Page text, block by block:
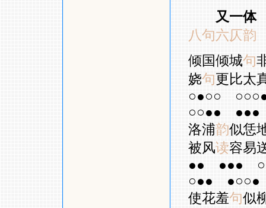
又一体
八句六仄韵
倾国倾城句
娆句更比太
○●○○
○○●●
●●●
洛浦韵似恁
被风读容易
●●
●●●
○●●
●○○●
使花羞句似